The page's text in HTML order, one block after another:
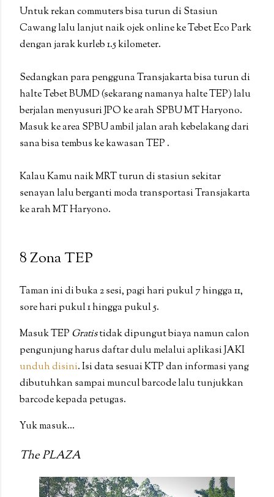
Untuk rekan commuters bisa turun di Stasiun
Cawang lalu lanjut naik ojek online ke Tebet Eco Park
dengan jarak kurleb 1.5 kilometer.
Sedangkan para pengguna Transjakarta bisa turun di
halte Tebet BUMD (sekarang namanya halte TEP) lalu
berjalan menyusuri JPO ke arah SPBU MT Haryono.
Masuk ke area SPBU ambil jalan arah kebelakang dari
sana bisa tembus ke kawasan TEP .
Kalau Kamu naik MRT turun di stasiun sekitar
senayan lalu berganti moda transportasi Transjakarta
ke arah MT Haryono.
8 Zona TEP
Taman ini di buka 2 sesi, pagi hari pukul 7 hingga 11,
sore hari pukul 1 hingga pukul 5.
Masuk TEP Gratistidak dipungut biaya namun calon
pengunjung harus daftar dulu melalui aplikasi JAKI
unduh disini. Isi data sesuai KTP dan informasi yang
dibutuhkan sampai muncul barcode lalu tunjukkan
barcode kepada petugas.
Yuk masuk...
The PLAZA